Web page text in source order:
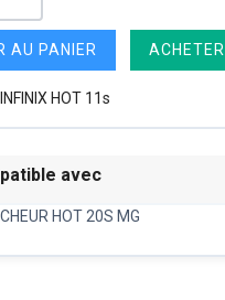
AU PANIER ACHETER
INFINIX HOT 11s
avec
HOT 20S MG